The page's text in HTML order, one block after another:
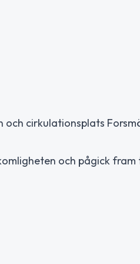
och cirkulationsplats
och pågick fram